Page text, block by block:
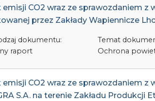
CO2 wraz ze sprawozdaniem
przez Zakłady Wapiennicze
dokumentu:
raport
Temat
Ochrona
CO2 wraz ze sprawozdaniem z
S.A. na terenie Zakładu Produkcji